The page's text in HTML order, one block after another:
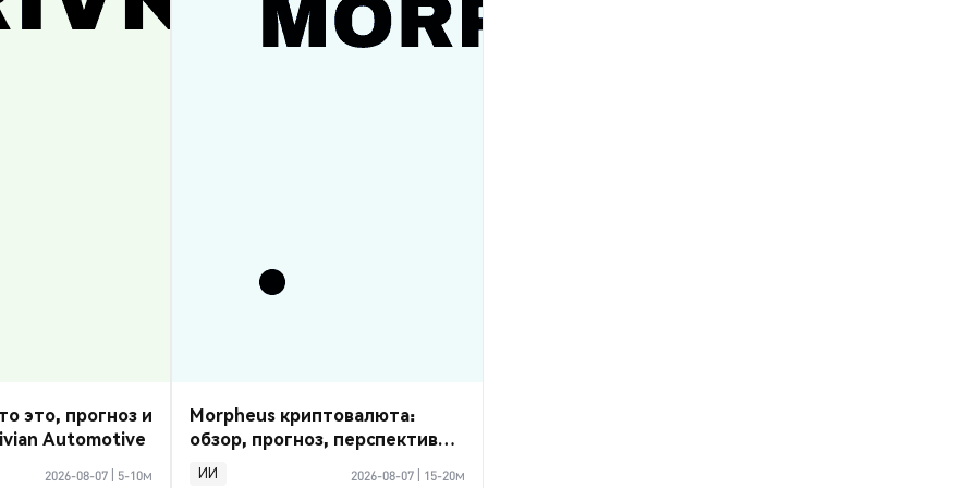
это, прогноз и
Automotive
2026-08-07 5-10м
Morpheus криптовалюта:
обзор, прогноз, перспективы
2026
ИИ 2026-08-07 15-20м